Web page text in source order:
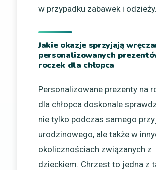
w przypadku zabawek i odzieży.
Jakie okazje sprzyjają
personalizowanych
roczek dla chłopca
Personalizowane prezenty na
dla chłopca doskonale
nie tylko podczas samego
urodzinowego, ale także w
okolicznościach związanych z
dzieckiem. Chrzest to jedna z